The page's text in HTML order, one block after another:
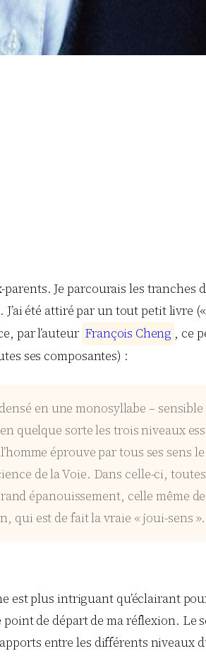
Je parcourais les tranches
été attiré par un tout petit livre
par l’auteur François Cheng , ce
ses composantes) :
en une monosyllabe –
quelque sorte les trois niveaux
éprouve par tous ses sens
de la Voie. Dans celle-ci,
épanouissement, celle même
qui est de fait la vraie « joui-sens ».
est plus intriguant qu’éclairant
de départ de ma réflexion.
entre les différents niveaux